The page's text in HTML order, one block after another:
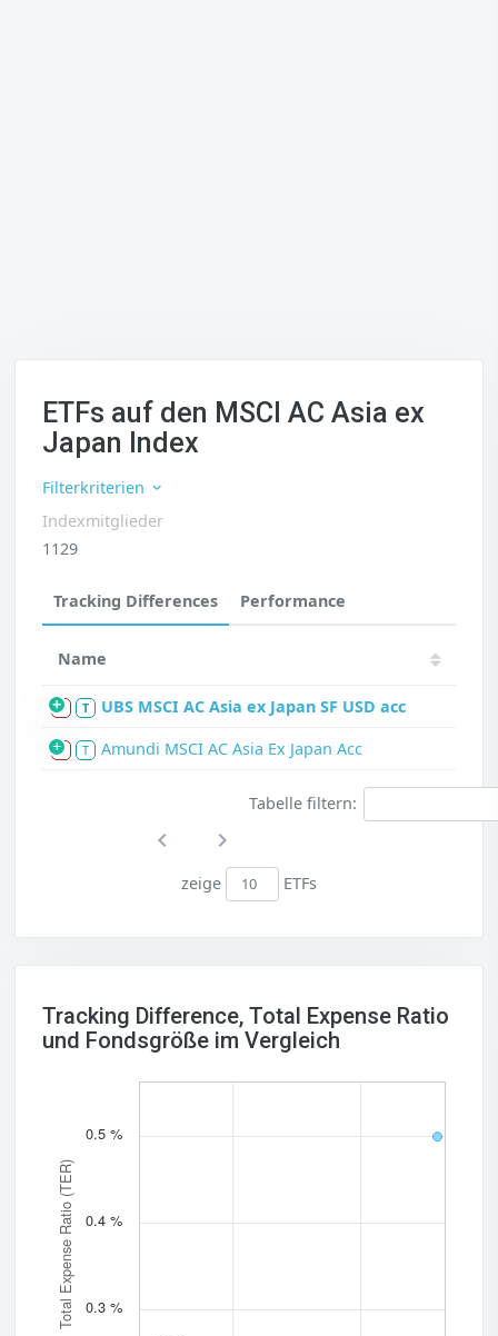
ETFs auf den MSCI AC Asia ex
Japan Index
Filterkriterien
Indexmitglieder
1129
Tracking Differences Performance
Name
S T UBS MSCI AC Asia ex Japan SF USD acc
S T Amundi MSCI AC Asia Ex Japan Acc
Tabelle filtern:
zeige ETFs
Tracking Difference, Total Expense Ratio
und Fondsgröße im Vergleich
Total Expense Ratio (TER) 0.3 %
0.4 %
0.5 %